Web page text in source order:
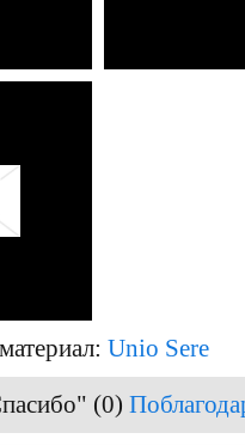
Unio Sere
(0)